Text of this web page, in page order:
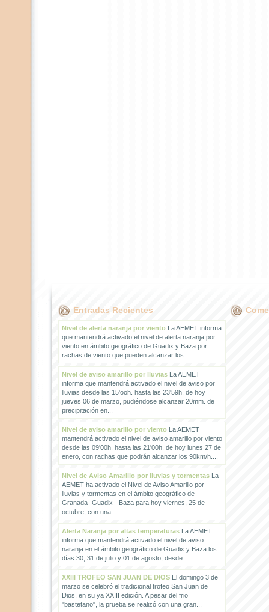
Entradas Recientes
Nivel de alerta naranja por vientoLa AEMET informa
que mantendrá activado el nivel de alerta naranja por
viento en ámbito geográfico de Guadix y Baza por
rachas de viento que pueden alcanzar los...
Nivel de aviso amarillo por lluviasLa AEMET
informa que mantendrá activado el nivel de aviso por
lluvias desde las 15'ooh. hasta las 23'59h. de hoy
jueves 06 de marzo, pudiéndose alcanzar 20mm. de
precipitación en...
Nivel de aviso amarillo por vientoLa AEMET
mantendrá activado el nivel de aviso amarillo por viento
desde las 09'00h. hasta las 21'00h. de hoy lunes 27 de
enero, con rachas que podrán alcanzar los 90km/h....
Nivel de Aviso Amarillo por lluvias y tormentasLa
AEMET ha activado el Nivel de Aviso Amarillo por
lluvias y tormentas en el ámbito geográfico de
Granada- Guadix - Baza para hoy viernes, 25 de
octubre, con una...
Alerta Naranja por altas temperaturasLa AEMET
informa que mantendrá activado el nivel de aviso
naranja en el ámbito geográfico de Guadix y Baza los
días 30, 31 de julio y 01 de agosto, desde...
XXIII TROFEO SAN JUAN DE DIOSEl domingo 3 de
marzo se celebró el tradicional trofeo San Juan de
Dios, en su ya XXIII edición. A pesar del frio
"bastetano", la prueba se realizó con una gran...